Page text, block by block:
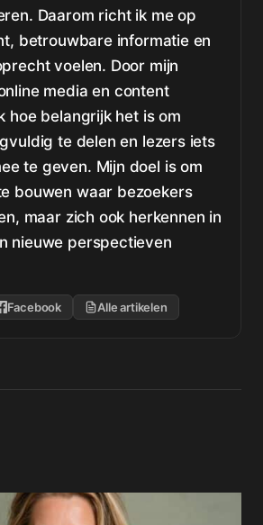
Daarom richt ik me op
betrouwbare informatie en
voelen. Door mijn
media en content
hoe belangrijk het is om
te delen en lezers iets
te geven. Mijn doel is om
bouwen waar bezoekers
maar zich ook herkennen in
nieuwe perspectieven
Facebook Alle artikelen